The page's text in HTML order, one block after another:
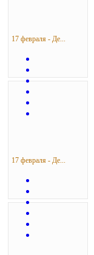
17 февраля - Де...
17 февраля - Де...